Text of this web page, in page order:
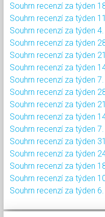
Souhrn recenzí za týden
Souhrn recenzí za týden
Souhrn recenzí za týden 4.
Souhrn recenzí za týden
Souhrn recenzí za týden
Souhrn recenzí za týden
Souhrn recenzí za týden 7.
Souhrn recenzí za týden
Souhrn recenzí za týden
Souhrn recenzí za týden
Souhrn recenzí za týden 7.
Souhrn recenzí za týden
Souhrn recenzí za týden
Souhrn recenzí za týden
Souhrn recenzí za týden
Souhrn recenzí za týden 6.